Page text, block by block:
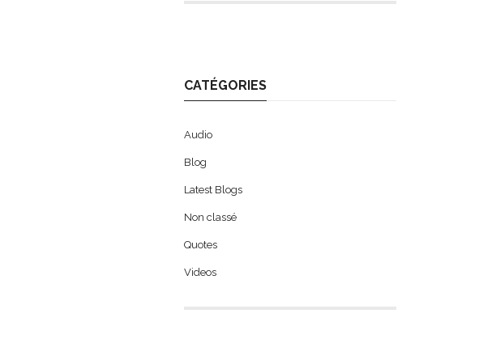
CATÉGORIES
Audio
Blog
Latest Blogs
Non classé
Quotes
Videos